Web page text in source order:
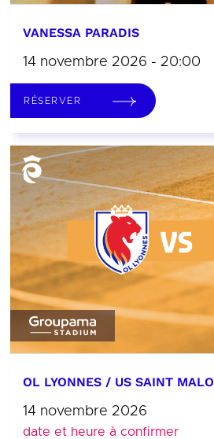
VANESSA PARADIS
14 novembre 2026 - 20:00
RÉSERVER
OL LYONNES / US SAINT MALO
14 novembre 2026
date et heure à confirmer